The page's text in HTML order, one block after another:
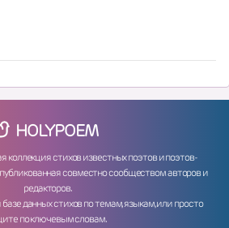
HOLYPOEM
стихов известных поэтов и поэтов-
совместно сообществом авторов и
редакторов.
данных стихов по темам, языкам, или просто
по ключевым словам.